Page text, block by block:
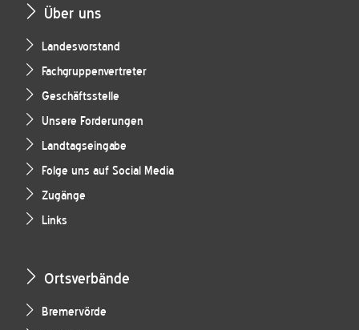
Über uns
Landesvorstand
Fachgruppenvertreter
Geschäftsstelle
Unsere Forderungen
Landtagseingabe
Folge uns auf Social Media
Zugänge
Links
Ortsverbände
Bremervörde